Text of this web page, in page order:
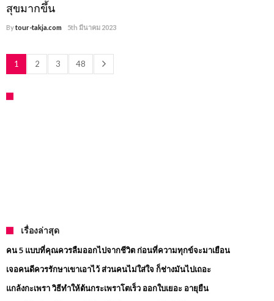
สุขมากขึ้น
Bytour-takja.com 5th มีนาคม 2023
1 2 3 48
เรื่องล่าสุด
คน 5 แบบที่คุณควรลืมออกไปจากชีวิต ก่อนที่ความทุกข์จะมาเยือน
เจอคนดีควรรักษาเขาเอาไว้ ส่วนคนไม่ใส่ใจ ก็ช่างมันไปเถอะ
แกล้งกะเพรา วิธีทำให้ต้นกระเพราโตเร็ว ออกใบเยอะ อายุยืน